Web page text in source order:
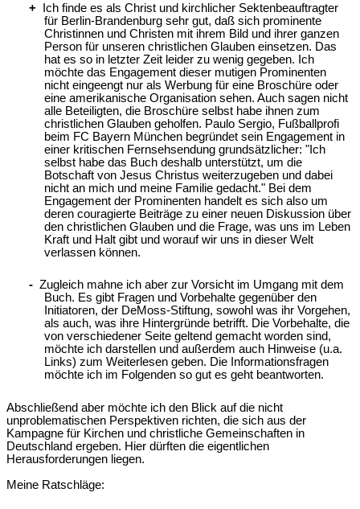
+ Ich finde es als Christ und kirchlicher Sektenbeauftragter
für Berlin-Brandenburg sehr gut, daß sich prominente
Christinnen und Christen mit ihrem Bild und ihrer ganzen
Person für unseren christlichen Glauben einsetzen. Das
hat es so in letzter Zeit leider zu wenig gegeben. Ich
möchte das Engagement dieser mutigen Prominenten
nicht eingeengt nur als Werbung für eine Broschüre oder
eine amerikanische Organisation sehen. Auch sagen nicht
alle Beteiligten, die Broschüre selbst habe ihnen zum
christlichen Glauben geholfen. Paulo Sergio, Fußballprofi
beim FC Bayern München begründet sein Engagement in
einer kritischen Fernsehsendung grundsätzlicher: "Ich
selbst habe das Buch deshalb unterstützt, um die
Botschaft von Jesus Christus weiterzugeben und dabei
nicht an mich und meine Familie gedacht." Bei dem
Engagement der Prominenten handelt es sich also um
deren couragierte Beiträge zu einer neuen Diskussion über
den christlichen Glauben und die Frage, was uns im Leben
Kraft und Halt gibt und worauf wir uns in dieser Welt
verlassen können.
- Zugleich mahne ich aber zur Vorsicht im Umgang mit dem
Buch. Es gibt Fragen und Vorbehalte gegenüber den
Initiatoren, der DeMoss-Stiftung, sowohl was ihr Vorgehen,
als auch, was ihre Hintergründe betrifft. Die Vorbehalte, die
von verschiedener Seite geltend gemacht worden sind,
möchte ich darstellen und außerdem auch Hinweise (u.a.
Links) zum Weiterlesen geben. Die Informationsfragen
möchte ich im Folgenden so gut es geht beantworten.
Abschließend aber möchte ich den Blick auf die nicht
unproblematischen Perspektiven richten, die sich aus der
Kampagne für Kirchen und christliche Gemeinschaften in
Deutschland ergeben. Hier dürften die eigentlichen
Herausforderungen liegen.
Meine Ratschläge: